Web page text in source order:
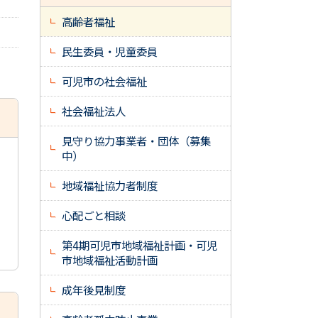
高齢者福祉
民生委員・児童委員
可児市の社会福祉
社会福祉法人
見守り協力事業者・団体（募集
中）
地域福祉協力者制度
心配ごと相談
第4期可児市地域福祉計画・可児
市地域福祉活動計画
成年後見制度